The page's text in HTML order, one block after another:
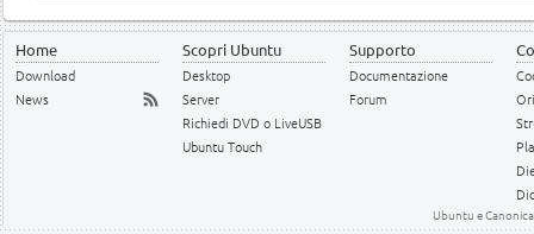
Home
Download
News
Scopri Ubuntu
Desktop
Server
Richiedi DVD o LiveUSB
Ubuntu Touch
Supporto
Documentazione
Forum
Ubuntu e